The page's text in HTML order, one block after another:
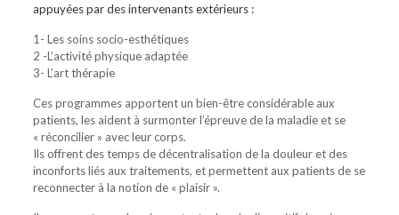
appuyées par des intervenants extérieurs :
1- Les soins socio-esthétiques
2 -L’activité physique adaptée
3- L’art thérapie
Ces programmes apportent un bien-être considérable aux
patients, les aident à surmonter l’épreuve de la maladie et se
« réconcilier » avec leur corps.
Ils offrent des temps de décentralisation de la douleur et des
inconforts liés aux traitements, et permettent aux patients de se
reconnecter à la notion de « plaisir ».